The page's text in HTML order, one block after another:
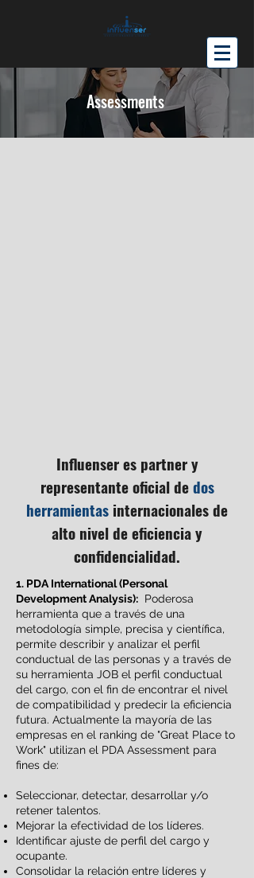
Assessments
Influenser es partner y
representante oficial dedos
herramientas internacionales de
alto nivel de eficiencia y
confidencialidad.
1. PDA International (Personal
Development Analysis): Poderosa
herramienta que a través de una
metodología simple, precisa y científica,
permite describir y analizar el perfil
conductual de las personas y a través de
su herramienta JOB el perfil conductual
del cargo, con el fin de encontrar el nivel
de compatibilidad y predecir la eficiencia
futura. Actualmente la mayoría de las
empresas en el ranking de "Great Place to
Work" utilizan el PDA Assessment para
fines de:
Seleccionar, detectar, desarrollar y/o
retener talentos.
Mejorar la efectividad de los líderes.
Identificar ajuste de perfil del cargo y
ocupante.
Consolidar la relación entre líderes y